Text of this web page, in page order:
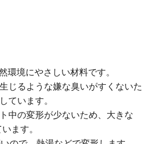
環境にやさしい材料です。
じるような嫌な臭いがすくないた
ています。
中の変形が少ないため、大きな
ます。